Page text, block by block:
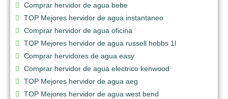
Comprar hervidor de agua bebe
TOP Mejores hervidor de agua instantaneo
Comprar hervidor de agua oficina
TOP Mejores hervidor de agua russell hobbs 1l
Comprar hervidores de agua easy
Comprar hervidor de agua electrico kenwood
TOP Mejores hervidor de agua aeg
TOP Mejores hervidor de agua west bend